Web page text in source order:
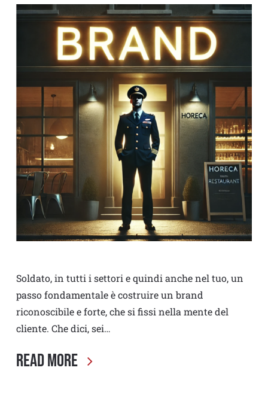
Soldato, in tutti i settori e quindi anche nel tuo, un
passo fondamentale è costruire un brand
riconoscibile e forte, che si fissi nella mente del
cliente. Che dici, sei…
Read More